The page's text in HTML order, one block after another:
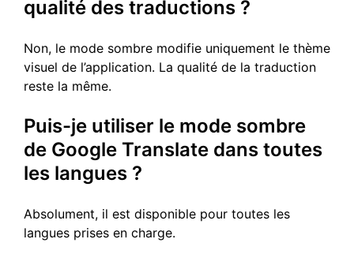
qualité des traductions ?
Non, le mode sombre modifie uniquement le thème
visuel de l’application. La qualité de la traduction
reste la même.
Puis-je utiliser le mode sombre
de Google Translate dans toutes
les langues ?
Absolument, il est disponible pour toutes les
langues prises en charge.